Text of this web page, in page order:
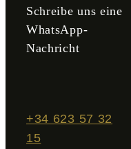
Schreibe uns eine
WhatsApp-
Nachricht
+34 623 57 32
15